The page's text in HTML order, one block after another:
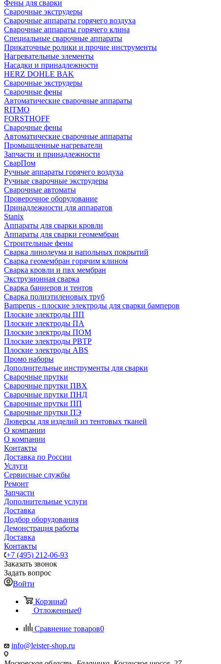
Фены для сварки
Сварочные экструдеры
Сварочные аппараты горячего воздуха
Сварочные аппараты горячего клина
Специальные сварочные аппараты
Прикаточные ролики и прочие инструменты
Нагревательные элементы
Насадки и принадлежности
HERZ DOHLE BAK
Сварочные экструдеры
Сварочные фены
Автоматические сварочные аппараты
RITMO
FORSTHOFF
Сварочные фены
Автоматические сварочные аппараты
Промышленные нагреватели
Запчасти и принадлежности
СварПом
Ручные аппараты горячего воздуха
Ручные сварочные экструдеры
Сварочные автоматы
Проверочное оборудование
Принадлежности для аппаратов
Stanix
Аппараты для сварки кровли
Аппараты для сварки геомембран
Строительные фены
Сварка линолеума и напольных покрытий
Сварка геомембран горячим клином
Сварка кровли и пвх мембран
Экструзионная сварка
Сварка баннеров и тентов
Сварка полиэтиленовых труб
Bamperus - плоские электроды для сварки бамперов
Плоские электроды ПП
Плоские электроды ПА
Плоские электроды ПОМ
Плоские электроды РВТР
Плоские электроды ABS
Промо наборы
Дополнительные инструменты для сварки
Сварочные прутки
Сварочные прутки ПВХ
Сварочные прутки ПНД
Сварочные прутки ПП
Сварочные прутки ПЭ
Люверсы для изделий из тентовых тканей
О компании
О компании
Контакты
Доставка по России
Услуги
Сервисные службы
Ремонт
Запчасти
Дополнительные услуги
Доставка
Подбор оборудования
Демонстрация работы
Доставка
Контакты
+7 (495) 212-06-93
Заказать звонок
Задать вопрос
Войти
Корзина0
Отложенные0
Сравнение товаров0
info@leister-shop.ru